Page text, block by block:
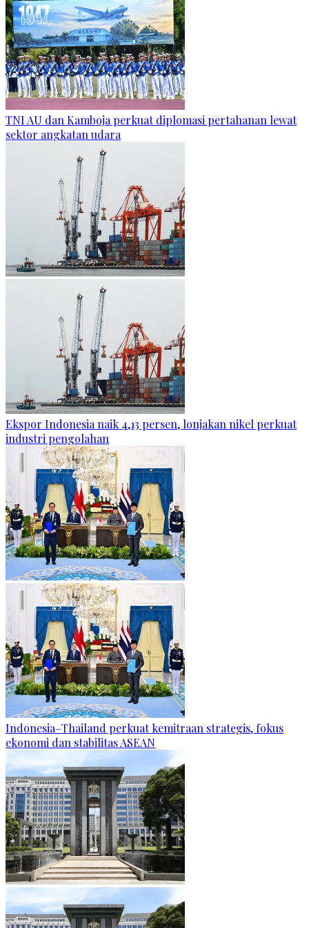
TNI AU dan Kamboja perkuat diplomasi pertahanan lewat
sektor angkatan udara
Ekspor Indonesia naik 4,13 persen, lonjakan nikel perkuat
industri pengolahan
Indonesia–Thailand perkuat kemitraan strategis, fokus
ekonomi dan stabilitas ASEAN